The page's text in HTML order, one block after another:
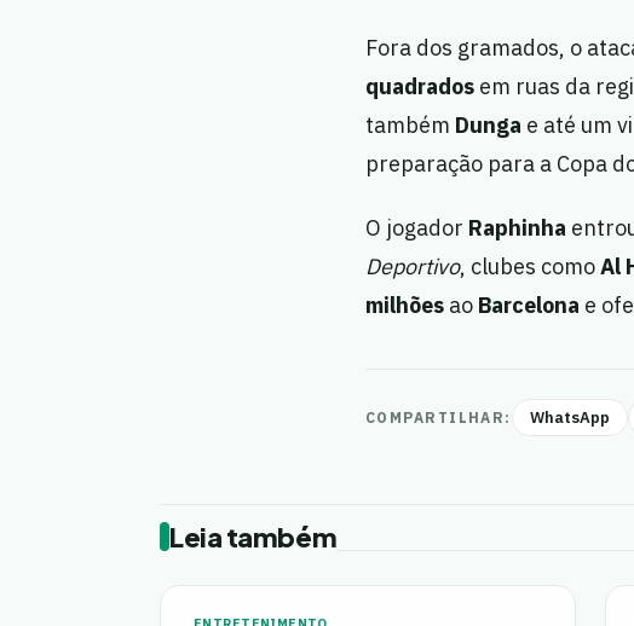
Fora dos gramados, o
quadrados em ruas da
também Dunga e até um
preparação para a Copa
O jogador Raphinha
Deportivo, clubes comoAl
milhões ao Barcelona e
COMPARTILHAR: WhatsApp
Leia também